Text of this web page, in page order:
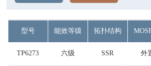
型号 能效等级 拓扑结构
TP6273 六级 SSR 外